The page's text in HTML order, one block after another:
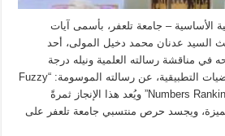
الأساسية – جامعة تلعفر، بأسمى آيات
السيد عدنان محمد دخيل المولى، أحد
في مناقشة رسالته العلمية ونيله درجة
الماجستير في تخصص الرياضيات التطبيقية، عن رسالته الموسومة: “Fuzzy
Numbers Ranking Through Defuzzification” ويُعد هذا الإنجاز ثمرةً
ويجسد حرص منتسبي جامعة تلعفر على